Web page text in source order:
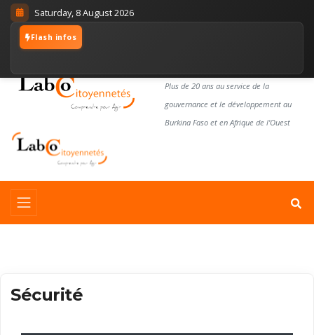
Saturday, 8 August 2026
Flash infos
Plus de 20 ans au service de la
gouvernance et le développement au
Burkina Faso et en Afrique de l'Ouest
Sécurité